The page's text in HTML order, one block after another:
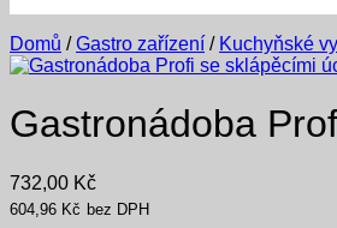
Domů / Gastro zařízení / Kuchyňské
Gastronádoba
732,00 Kč
604,96 Kč bez DPH